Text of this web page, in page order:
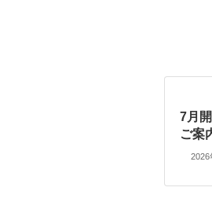
7月
ご案
2026